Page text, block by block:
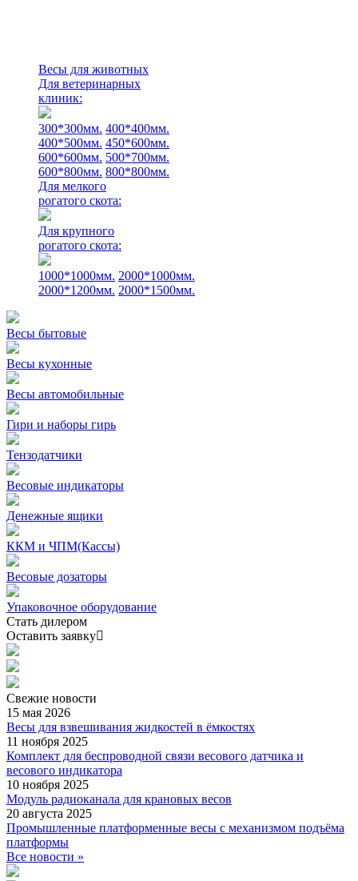
Весы для животных
Для ветеринарных
клиник:
300*300мм. 400*400мм.
400*500мм. 450*600мм.
600*600мм. 500*700мм.
600*800мм. 800*800мм.
Для мелкого
рогатого скота:
Для крупного
рогатого скота:
1000*1000мм. 2000*1000мм.
2000*1200мм. 2000*1500мм.
Весы бытовые
Весы кухонные
Весы автомобильные
Гири и наборы гирь
Тензодатчики
Весовые индикаторы
Денежные ящики
ККМ и ЧПМ(Кассы)
Весовые дозаторы
Упаковочное оборудование
Стать дилером
Оставить заявку
Свежие новости
15 мая 2026
Весы для взвешивания жидкостей в ёмкостях
11 ноября 2025
Комплект для беспроводной связи весового датчика и
весового индикатора
10 ноября 2025
Модуль радиоканала для крановых весов
20 августа 2025
Промышленные платформенные весы с механизмом подъёма
платформы
Все новости »